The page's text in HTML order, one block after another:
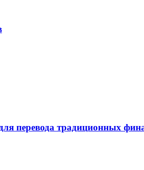
перевода традиционных